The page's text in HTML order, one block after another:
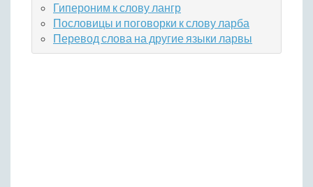
Гипероним к слову лангр
Пословицы и поговорки к слову ларба
Перевод слова на другие языки ларвы